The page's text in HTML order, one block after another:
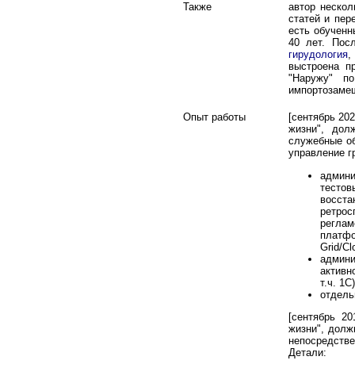
Также
автор
статей и
есть
40 лет.
гирудология,
выстроена
"Наружу"
Опыт работы
[сентябрь
жизни",
служебные
управление
Grid/
т.ч. 1С)
[сентябрь
жизни",
Детали: